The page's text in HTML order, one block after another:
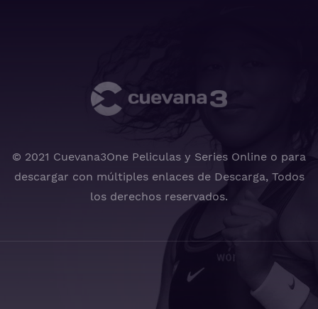
© 2021 Cuevana3One Peliculas y Series Online o para
descargar con múltiples enlaces de Descarga, Todos
los derechos reservados.